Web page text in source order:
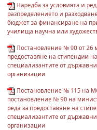
Наредба за условията и
разпределението и
бюджет за финансиране на
училища научна или
Постановление № 90 от 26
предоставяне на стипендии
специализантите от
организации
Постановление № 115 на
постановление № 90 на
реда за предоставяне на
специализантите от
организации